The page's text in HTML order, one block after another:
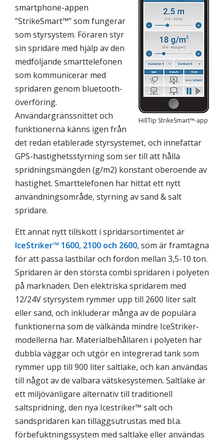
HillTip StrikeSmart™-app
smartphone-appen
”StrikeSmart™” som fungerar
som styrsystem. Föraren styr
sin spridare med hjälp av den
medföljande smarttelefonen
som kommunicerar med
spridaren genom bluetooth-
överföring.
Användargränssnittet och
funktionerna känns igen från
det redan etablerade styrsystemet, och innefattar
GPS-hastighetsstyrning som ser till att hålla
spridningsmängden (g/m2) konstant oberoende av
hastighet. Smarttelefonen har hittat ett nytt
användningsområde, styrning av sand & salt
spridare.
Ett annat nytt tillskott i spridarsortimentet är
IceStriker™ 1600, 2100 och 2600, som är framtagna
för att passa lastbilar och fordon mellan 3,5-10 ton.
Spridaren är den största combi spridaren i polyeten
på marknaden. Den elektriska spridarem med
12/24V styrsystem rymmer upp till 2600 liter salt
eller sand, och inkluderar många av de populära
funktionerna som de välkända mindre IceStriker-
modellerna har. Materialbehållaren i polyeten har
dubbla väggar och utgör en integrerad tank som
rymmer upp till 900 liter saltlake, och kan användas
till något av de valbara vätskesystemen. Saltlake är
ett miljövänligare alternativ till traditionell
saltspridning, den nya Icestriker™ salt och
sandspridaren kan tilläggsutrustas med bl.a.
förbefuktningssystem med saltlake eller användas